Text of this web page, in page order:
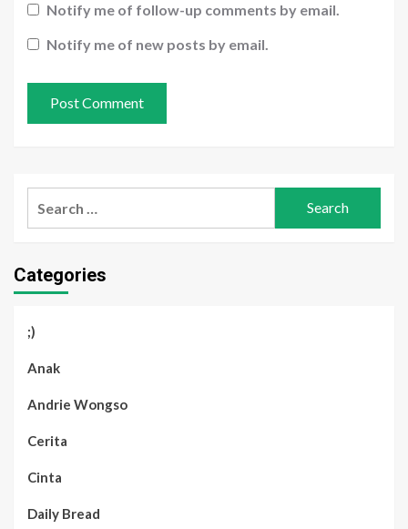
Notify me of follow-up comments by email.
Notify me of new posts by email.
Categories
;)
Anak
Andrie Wongso
Cerita
Cinta
Daily Bread